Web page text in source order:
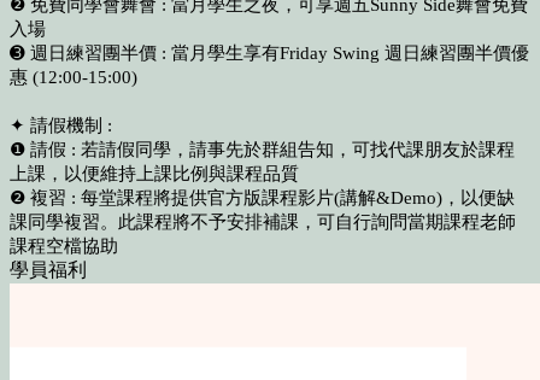
❷ 免費同學會舞會 : 當月學生之夜，可享週五Sunny Side舞會免費
入場
➌ 週日練習團半價 : 當月學生享有Friday Swing 週日練習團半價優
惠 (12:00-15:00)
✦ 請假機制 :
❶ 請假 : 若請假同學，請事先於群組告知，可找代課朋友於課程
上課，以便維持上課比例與課程品質
❷ 複習 : 每堂課程將提供官方版課程影片(講解&Demo)，以便缺
課同學複習。此課程將不予安排補課，可自行詢問當期課程老師
課程空檔協助
學員福利